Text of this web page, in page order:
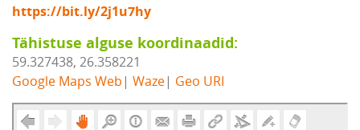
https://bit.ly/2j1u7hy
Tähistuse alguse koordinaadid:
59.327438, 26.358221
Google Maps Web | Waze| Geo URI